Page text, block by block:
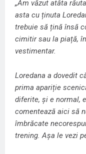
„Am văzut atâta
asta cu ținuta
trebuie să țină însă
cimitir sau la piață,
vestimentar.
Loredana a dovedit
prima apariție
diferite, și e normal,
comentează aici să
îmbrăcate
trening. Așa le vezi